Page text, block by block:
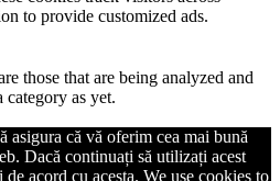
to provide customized ads.
those that are being analyzed and
category as yet.
asigura că vă oferim cea mai bună
Dacă continuați să utilizați acest
acord cu acesta. We use cookies to